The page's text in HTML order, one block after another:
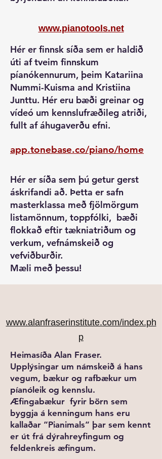
www.pianotools.net
Hér er finnsk síða sem er haldið
úti af tveim finnskum
píanókennurum, þeim Katariina
Nummi-Kuisma and Kristiina
Junttu. Hér eru bæði greinar og
vídeó um kennslufræðileg atriði,
fullt af áhugaverðu efni.
app.tonebase.co/piano/home
Hér er síða sem þú getur gerst
áskrifandi að. Þetta er safn
masterklassa með fjölmörgum
listamönnum, toppfólki, bæði
flokkað eftir tækniatriðum og
verkum, vefnámskeið og
vefviðburðir.
Mæli með þessu!
www.alanfraserinstitute.com/index.ph
p
Heimasíða Alan Fraser.
Upplýsingar um námskeið á hans
vegum, bækur og rafbækur um
píanóleik og kennslu.
Æfingabækur fyrir börn sem
byggja á kenningum hans eru
kallaðar “Pianimals“ þar sem kennt
er út frá dýrahreyfingum og
feldenkreis æfingum.